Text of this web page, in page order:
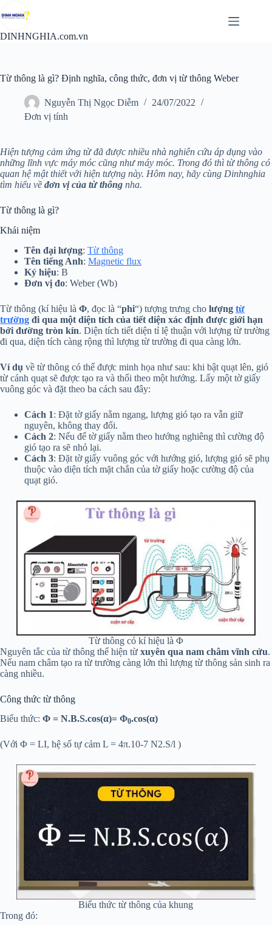
đến
nội
DINHNGHIA.com.vn
Từ thông là gì? Định nghĩa, công thức, đơn vị từ thông Weber
Nguyễn Thị Ngọc Diễm
24/07/2022
Đơn vị tính
Hiện tượng cảm ứng từ đã được nhiều nhà nghiên cứu áp dụng vào
những lĩnh vực máy móc cũng như máy móc. Trong đó thì từ thông có
quan hệ mật thiết với hiện tượng này. Hôm nay, hãy cùng Dinhnghia
tìm hiểu về đơn vị của từ thông nha.
Từ thông là gì?
Khái niệm
Tên đại lượng: Từ thông
Tên tiếng Anh: Magnetic flux
Ký hiệu: B
Đơn vị đo: Weber (Wb)
Từ thông (kí hiệu là Φ, đọc là “phi“) tượng trưng cho lượng từ
trường đi qua một diện tích của tiết diện xác định được giới hạn
bởi đường tròn kín. Diện tích tiết diện tỉ lệ thuận với lượng từ trường
đi qua, diện tích càng rộng thì lượng từ trường đi qua càng lớn.
Ví dụ về từ thông có thể được minh họa như sau: khi bật quạt lên, gió
từ cánh quạt sẽ được tạo ra và thổi theo một hướng. Lấy một tờ giấy
vuông góc và đặt theo ba cách sau đây:
Cách 1: Đặt tờ giấy nằm ngang, lượng gió tạo ra vẫn giữ
nguyên, không thay đổi.
Cách 2: Nếu để tờ giấy nằm theo hướng nghiêng thì cường độ
gió tạo ra sẽ nhỏ lại.
Cách 3: Đặt tờ giấy vuông góc với hướng gió, lượng gió sẽ phụ
thuộc vào diện tích mặt chắn của tờ giấy hoặc cường độ của
quạt gió.
Từ thông có kí hiệu là Φ
Nguyên tắc của từ thông thể hiện từ xuyên qua nam châm vĩnh cửu.
Nếu nam châm tạo ra từ trường càng lớn thì lượng từ thông sản sinh ra
càng nhiều.
Công thức từ thông
Biểu thức: Φ = N.B.S.cos(α)= Φ0.cos(α)
(Với Φ = LI, hệ số tự cảm L = 4π.10-7 N2.S/l )
Biểu thức từ thông của khung
Trong đó: